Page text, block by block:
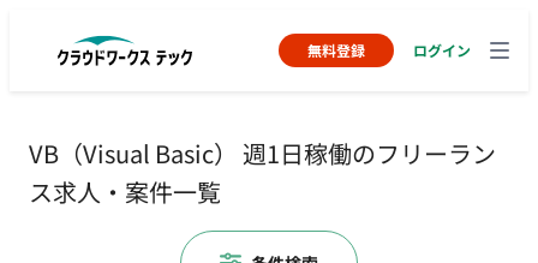
無料登録 ログイン
VB（Visual Basic） 週1日稼働のフリーラン
ス求人・案件一覧